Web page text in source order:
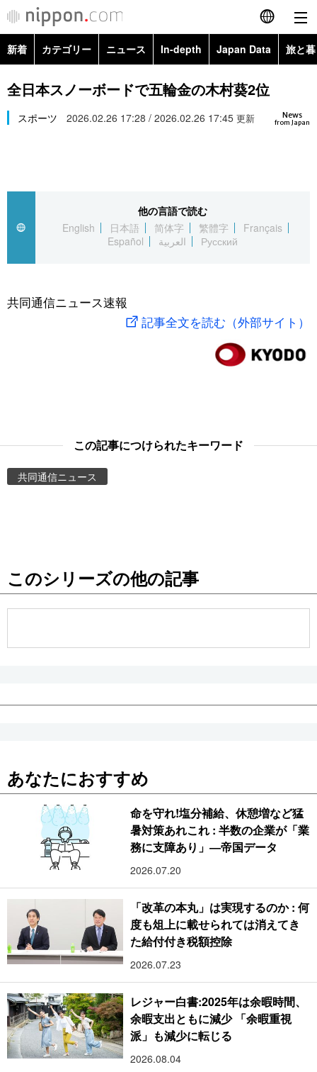
English
简体字
繁體字
العربية
社会
旅と暮らし
東京
新着 カテゴリー ニュース In-depth Japan Data 旅と
政治・外交
経済・ビジネス
社会
文化
科学・技術
暮らし
Topics
Images
お知らせ
全日本スノーボードで五輪金の木村葵2位
News
from Japan
スポーツ 2026.02.26 17:28 / 2026.02.26 17:45 更新
他の言語で読む
English
日本語 简体字 繁體字
Français
Español
العربية Русский
共同通信ニュース速報
記事全文を読む（外部サイト）
この記事につけられたキーワード
共同通信ニュース
このシリーズの他の記事
あなたにおすすめ
命を守れ!塩分補給、休憩増など猛
暑対策あれこれ : 半数の企業が「業
務に支障あり」―帝国データ
2026.07.20
「改革の本丸」は実現するのか : 何
度も俎上に載せられては消えてき
た給付付き税額控除
2026.07.23
レジャー白書:2025年は余暇時間、
余暇支出ともに減少 「余暇重視
派」も減少に転じる
2026.08.04